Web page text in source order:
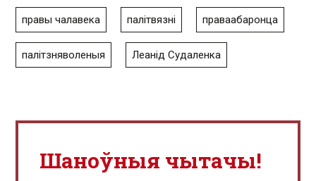
правы чалавека палітвязні праваабаронца
палітзняволеныя Леанід Судаленка
Шаноўныя чытачы!